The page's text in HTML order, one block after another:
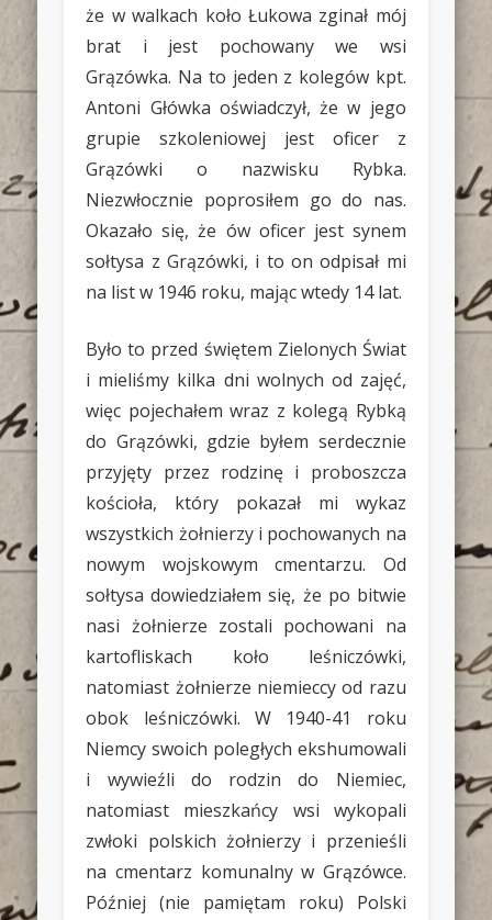
że w walkach koło Łukowa zginał mój
brat i jest pochowany we wsi
Grązówka. Na to jeden z kolegów kpt.
Antoni Główka oświadczył, że w jego
grupie szkoleniowej jest oficer z
Grązówki o nazwisku Rybka.
Niezwłocznie poprosiłem go do nas.
Okazało się, że ów oficer jest synem
sołtysa z Grązówki, i to on odpisał mi
na list w 1946 roku, mając wtedy 14 lat.
Było to przed świętem Zielonych Świat
i mieliśmy kilka dni wolnych od zajęć,
więc pojechałem wraz z kolegą Rybką
do Grązówki, gdzie byłem serdecznie
przyjęty przez rodzinę i proboszcza
kościoła, który pokazał mi wykaz
wszystkich żołnierzy i pochowanych na
nowym wojskowym cmentarzu. Od
sołtysa dowiedziałem się, że po bitwie
nasi żołnierze zostali pochowani na
kartofliskach koło leśniczówki,
natomiast żołnierze niemieccy od razu
obok leśniczówki. W 1940-41 roku
Niemcy swoich poległych ekshumowali
i wywieźli do rodzin do Niemiec,
natomiast mieszkańcy wsi wykopali
zwłoki polskich żołnierzy i przenieśli
na cmentarz komunalny w Grązówce.
Później (nie pamiętam roku) Polski